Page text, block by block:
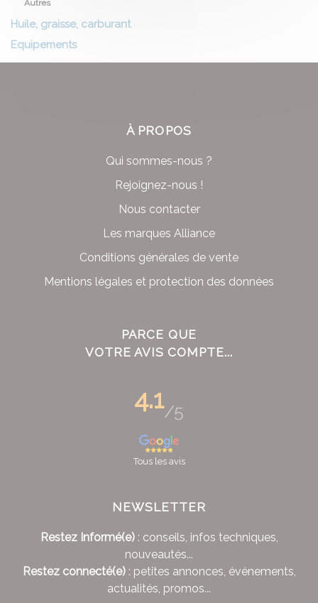
Autres
Huile, graisse, carburant
Equipements
À PROPOS
Qui sommes-nous ?
Rejoignez-nous !
Nous contacter
Les marques Alliance
Conditions générales de vente
Mentions légales et protection des données
PARCE QUE
VOTRE AVIS COMPTE...
4.1/5
Tous les avis
NEWSLETTER
Restez Informé(e): conseils, infos techniques,
nouveautés...
Restez connecté(e): petites annonces, événements,
actualités, promos...